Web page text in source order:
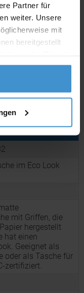
Partner für
weiter. Unsere
mit
bereitgestellt
im Eco Look
mit Griffen, die
hergestellt
hat einen
Geeignet als
oder als Tasche für
zertifiziert.